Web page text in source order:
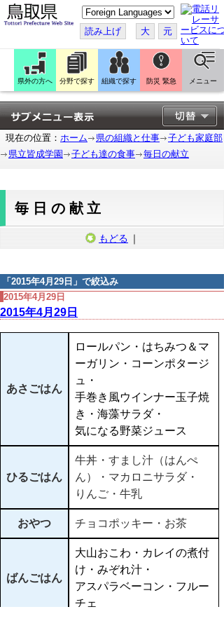
こ
の
ペ
ー
ジ
翻
訳
す
る
読み上げ 大 元
県外の方へ 分野で探す 組織で探す 防災 緊急 メニュー
現在の位置： ホーム 県の組織と仕事
子ども家庭部
県立皆成学園
子ども達の食事 毎日の献立
毎日の献立
もどる ｜
「 2015年4月29日 」で絞込み
2015年4月29日
2015年4月29日
あさごはん
ロールパン・はちみつ＆マ
ーガリン・コーンポタージ
ュ・
手巻き風ウインナー玉子焼
き・海藻サラダ・
気になる野菜ジュース
ひるごはん
牛丼・すまし汁（はんぺ
ん）・マカロニサラダ・
りんご・牛乳
おやつ チョコポッキー・お茶
ばんごはん
大山おこわ・カレイの煮付
け・みぞれ汁・
アスパラベーコン・フルー
チェ